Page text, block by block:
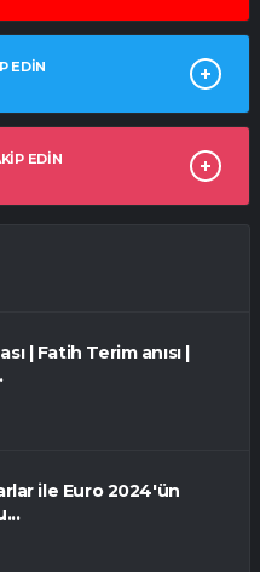
EDİN
EDİN
| Fatih Terim anısı |
ile Euro 2024'ün